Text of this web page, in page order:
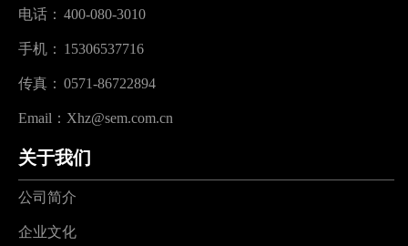
电话： 400-080-3010
手机： 15306537716
传真： 0571-86722894
Email： Xhz@sem.com.cn
关于我们
公司简介
企业文化